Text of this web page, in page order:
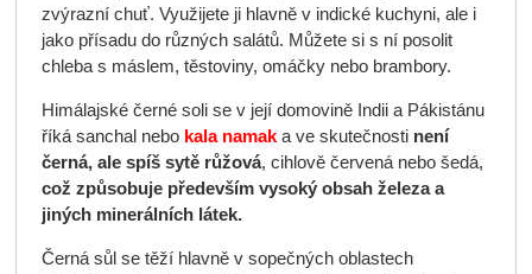
zvýrazní chuť. Využijete ji hlavně v indické kuchyni, ale i
jako přísadu do různých salátů. Můžete si s ní posolit
chleba s máslem, těstoviny, omáčky nebo brambory.
Himálajské černé soli se v její domovině Indii a Pákistánu
říká sanchal nebo kala namaka ve skutečnosti není
černá, ale spíš sytě růžová, cihlově červená nebo šedá,
což způsobuje především vysoký obsah železa a
jiných minerálních látek.
Černá sůl se těží hlavně v sopečných oblastech